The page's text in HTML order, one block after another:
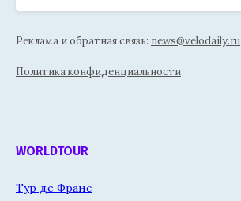
Реклама и обратная связь: news@velodaily.ru
Политика конфиденциальности
WORLDTOUR
Тур де Франс